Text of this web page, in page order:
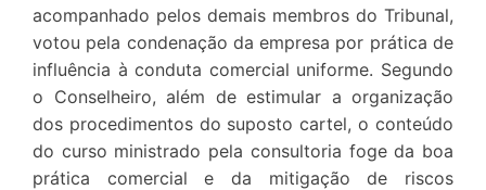
acompanhado pelos demais membros do Tribunal,
votou pela condenação da empresa por prática de
influência à conduta comercial uniforme. Segundo
o Conselheiro, além de estimular a organização
dos procedimentos do suposto cartel, o conteúdo
do curso ministrado pela consultoria foge da boa
prática comercial e da mitigação de riscos